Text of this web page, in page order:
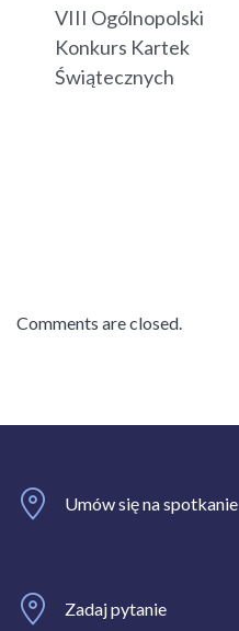
VIII Ogólnopolski
Konkurs Kartek
Świątecznych
Comments are closed.
Umów się na spotkanie
Zadaj pytanie